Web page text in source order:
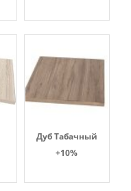
Дуб Табачный
+10%